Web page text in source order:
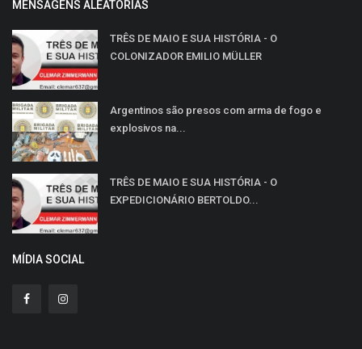
MENSAGENS ALEATÓRIAS
TRÊS DE MAIO E SUA HISTÓRIA - O
COLONIZADOR EMILIO MÜLLER
Argentinos são presos com arma de fogo e
explosivos na...
TRÊS DE MAIO E SUA HISTÓRIA - O
EXPEDICIONÁRIO BERTOLDO...
MÍDIA SOCIAL